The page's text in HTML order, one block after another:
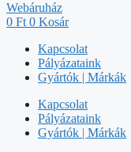
Webáruház
0 Ft 0 Kosár
Kapcsolat
Pályázataink
Gyártók | Márkák
Kapcsolat
Pályázataink
Gyártók | Márkák